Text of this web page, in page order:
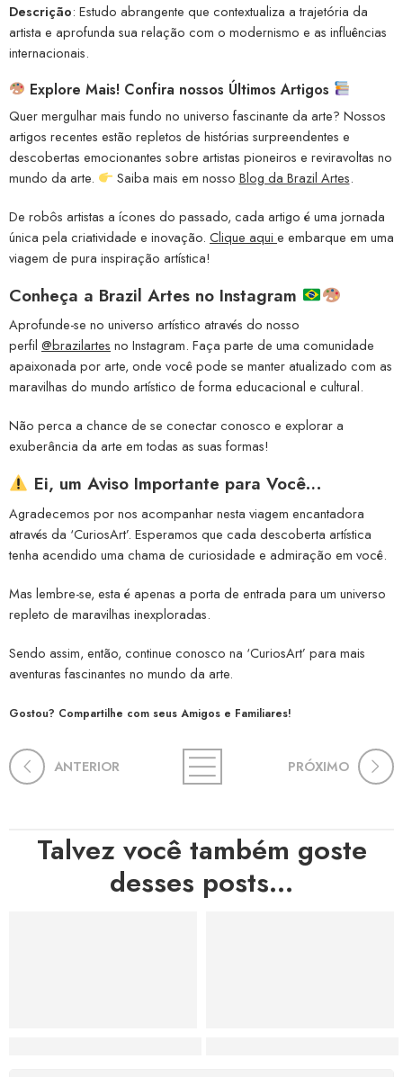
Descrição: Estudo abrangente que contextualiza a trajetória da
artista e aprofunda sua relação com o modernismo e as influências
internacionais.
Explore Mais! Confira nossos Últimos Artigos
Quer mergulhar mais fundo no universo fascinante da arte? Nossos
artigos recentes estão repletos de histórias surpreendentes e
descobertas emocionantes sobre artistas pioneiros e reviravoltas no
mundo da arte.
Saiba mais em nosso Blog da Brazil Artes.
De robôs artistas a ícones do passado, cada artigo é uma jornada
única pela criatividade e inovação. Clique aqui e embarque em uma
viagem de pura inspiração artística!
Conheça a Brazil Artes no Instagram
Aprofunde-se no universo artístico através do nosso
perfil @brazilartes no Instagram. Faça parte de uma comunidade
apaixonada por arte, onde você pode se manter atualizado com as
maravilhas do mundo artístico de forma educacional e cultural.
Não perca a chance de se conectar conosco e explorar a
exuberância da arte em todas as suas formas!
Ei, um Aviso Importante para Você…
Agradecemos por nos acompanhar nesta viagem encantadora
através da ‘CuriosArt’. Esperamos que cada descoberta artística
tenha acendido uma chama de curiosidade e admiração em você.
Mas lembre-se, esta é apenas a porta de entrada para um universo
repleto de maravilhas inexploradas.
Sendo assim, então, continue conosco na ‘CuriosArt’ para mais
aventuras fascinantes no mundo da arte.
Gostou? Compartilhe com seus Amigos e Familiares!
ANTERIOR PRÓXIMO
Talvez você também goste
desses posts...